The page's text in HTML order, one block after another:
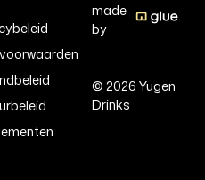
made
by
© 2026 Yugen
Drinks